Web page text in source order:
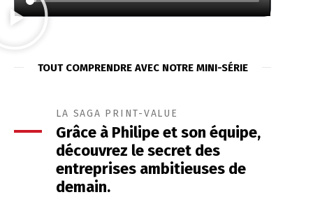
TOUT COMPRENDRE AVEC NOTRE MINI-SÉRIE
LA SAGA PRINT-VALUE
Grâce à Philipe et son équipe,
découvrez le secret des
entreprises ambitieuses de
demain.